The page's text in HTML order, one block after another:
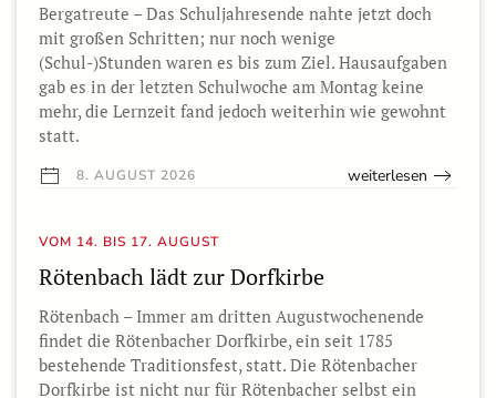
Bergatreute – Das Schuljahresende nahte jetzt doch
mit großen Schritten; nur noch wenige
(Schul-)Stunden waren es bis zum Ziel. Hausaufgaben
gab es in der letzten Schulwoche am Montag keine
mehr, die Lernzeit fand jedoch weiterhin wie gewohnt
statt.
8. AUGUST 2026 weiterlesen
VOM 14. BIS 17. AUGUST
Rötenbach lädt zur Dorfkirbe
Rötenbach – Immer am dritten Augustwochenende
findet die Rötenbacher Dorfkirbe, ein seit 1785
bestehende Traditionsfest, statt. Die Rötenbacher
Dorfkirbe ist nicht nur für Rötenbacher selbst ein